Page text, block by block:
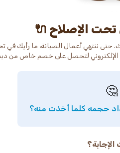
تحت الإصلاح 🔌
حتى ننتهي أعمال الصيانة، ما رأيك في
الإلكتروني لتحصل على خصم خاص من
🤔
حجمه كلما أخذت منه؟